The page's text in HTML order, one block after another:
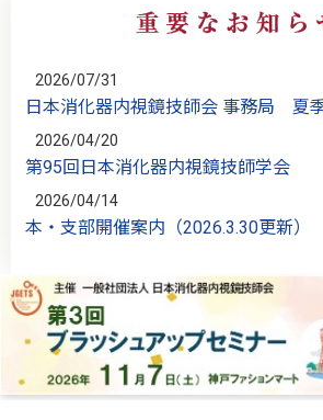
2026/07/31
日本消化器内視鏡技師会 事務局 夏
2026/04/20
第95回日本消化器内視鏡技師学会
2026/04/14
本・支部開催案内（2026.3.30更新）